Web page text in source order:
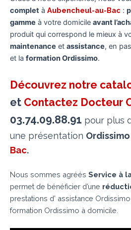
complet à Aubencheul-au-Bac :
gamme à votre domicile avant
produit qui correspond le mieux à
maintenance et assistance, en
et la formation Ordissimo.
Découvrez notre
et Contactez Docteur
03.74.09.88.91 pour plus
une présentation
Bac.
Nous sommes agréés Service à
permet de bénéficier d’une
prestations d’ assistance
formation Ordissimo à domicile.